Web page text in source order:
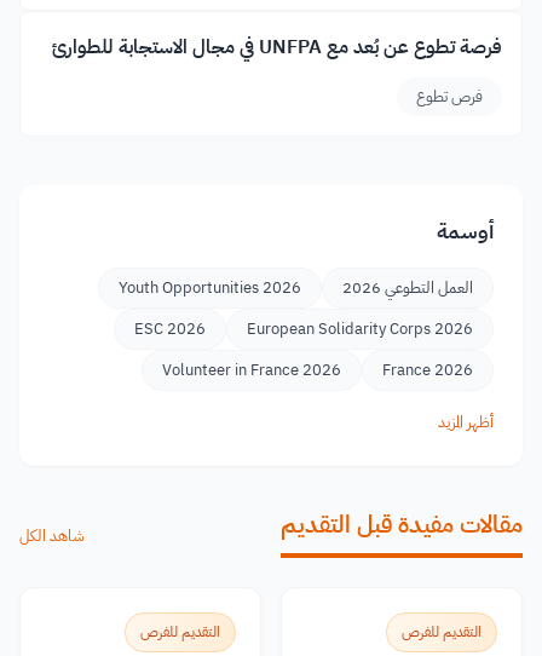
فرصة تطوع عن بُعد مع UNFPA في مجال الاستجابة للطوارئ
فرص تطوع
أوسمة
العمل التطوعي 2026
Youth Opportunities 2026
European Solidarity Corps 2026
ESC 2026
France 2026
Volunteer in France 2026
أظهر المزيد
مقالات مفيدة قبل التقديم شاهد الكل
التقديم للفرص التقديم للفرص